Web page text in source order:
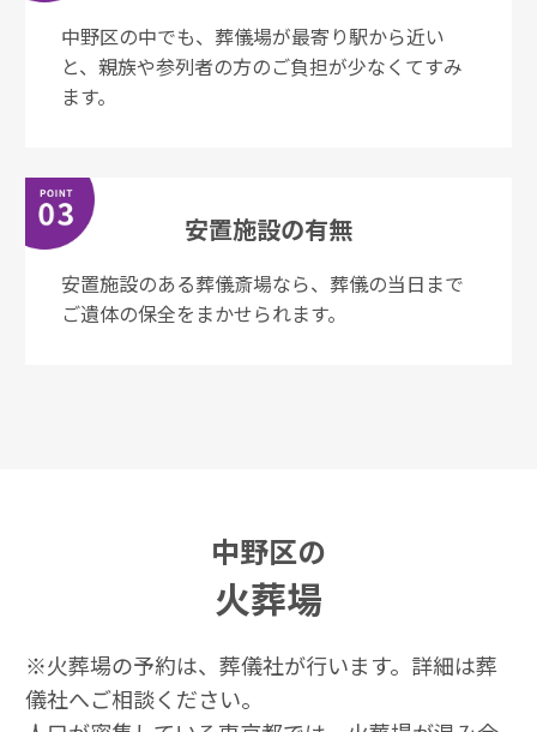
中野区の中でも、葬儀場が最寄り駅から近い
と、親族や参列者の⽅のご負担が少なくてすみ
ます。
安置施設の有無
安置施設のある葬儀斎場なら、葬儀の当⽇まで
ご遺体の保全をまかせられます。
中野区の
火葬場
※⽕葬場の予約は、葬儀社が⾏います。詳細は葬
儀社へご相談ください。